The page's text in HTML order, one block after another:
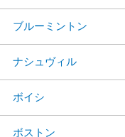
ブルーミントン
ナシュヴィル
ボイシ
ボストン